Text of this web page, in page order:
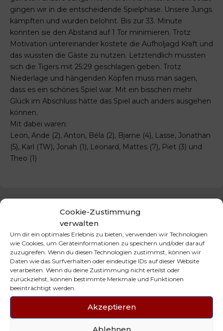
Cookie-Zustimmung
verwalten
Um dir ein optimales Erlebnis zu bieten, verwenden wir Technologien
wie Cookies, um Geräteinformationen zu speichern und/oder darauf
zuzugreifen. Wenn du diesen Technologien zustimmst, können wir
Daten wie das Surfverhalten oder eindeutige IDs auf dieser Website
verarbeiten. Wenn du deine Zustimmung nicht erteilst oder
zurückziehst, können bestimmte Merkmale und Funktionen
beeinträchtigt werden.
Akzeptieren
gingen wir in die entscheidende Spielphase. Unsere Jungs
kämpften und wurden belohnt. Bis zur 33. Minute
konnten sie den Abstand auf 1 Tor minimieren. Trotz
Motivation untereinander kostete die Aufholjagd Kraft und
das wussten die Gäste zu nutzen. Letztendlich mussten
sich die Tigers mit 25:29 geschlagen geben. Trotz
Niederlage und hängenden Köpfen muss man sagen,
dass es ein schönes Spiel war. Mit ein bisschen mehr
Glück im Abschluss hätte das Spiel auch anders ausgehen
können.
Mit dabei waren:
Leon, Ande (2), Anton, Béla (2), Bjarne (4), Lasse, Jonathan
(5), Karl (TW), Jonah (1), Leonard, Mattes (7), Piet (3) und
Theo (1)
mJE - starker Sieg
Glinde/Reinbek
NEUESTE BEITRÄGE
29. JUNI 2026
Mini Tigers on Fire 🔥